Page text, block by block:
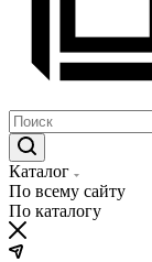
Каталог
По всему сайту
По каталогу